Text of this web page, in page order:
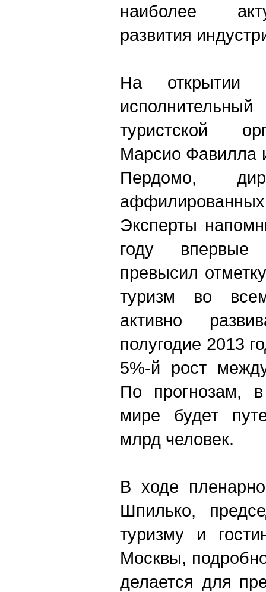
наиболее
развития
На открытии
туристской
Марсио Фавилла
Пердомо,
Эксперты
году впервые
превысил
туризм во
активно
полугодие 2013
5%-й рост
По прогнозам,
мире будет
млрд человек.
В ходе
Шпилько,
туризму и
Москвы,
делается для